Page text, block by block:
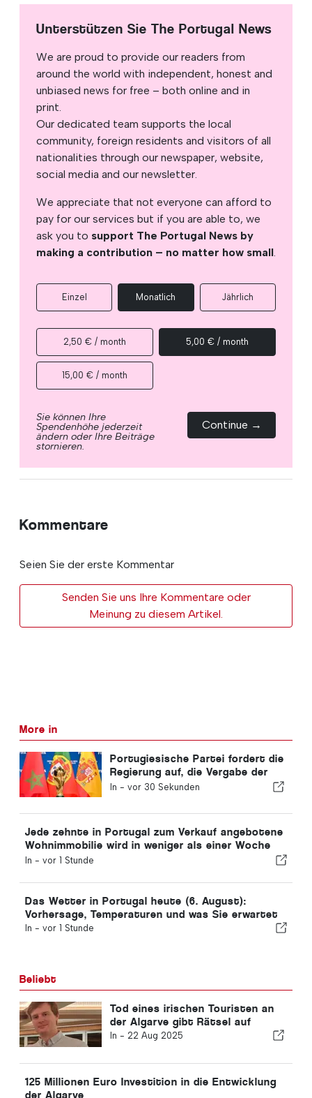
Unterstützen Sie The Portugal News
We are proud to provide our readers from
around the world with independent, honest and
unbiased news for free – both online and in
print.
Our dedicated team supports the local
community, foreign residents and visitors of all
nationalities through our newspaper, website,
social media and our newsletter.
We appreciate that not everyone can afford to
pay for our services but if you are able to, we
ask you to support The Portugal News by
making a contribution – no matter how small.
Einzel Monatlich Jährlich
2,50 € / month 5,00 € / month
15,00 € / month
Sie können Ihre
Spendenhöhe jederzeit
ändern oder Ihre Beiträge
stornieren.
Continue →
Kommentare
Seien Sie der erste Kommentar
Senden Sie uns Ihre Kommentare oder
Meinung zu diesem Artikel.
More in
Portugiesische Partei fordert die
Regierung auf, die Vergabe der
Fußball-WM 2030 an Marokko
überdenken
In - vor 30 Sekunden
Jede zehnte in Portugal zum Verkauf angebotene
Wohnimmobilie wird in weniger als einer Woche
verkauft.
In - vor 1 Stunde
Das Wetter in Portugal heute (6. August):
Vorhersage, Temperaturen und was Sie erwartet
In - vor 1 Stunde
Beliebt
Tod eines irischen Touristen an
der Algarve gibt Rätsel auf
In - 22 Aug 2025
125 Millionen Euro Investition in die Entwicklung
der Algarve